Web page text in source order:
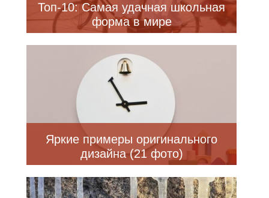
Топ-10: Самая удачная школьная
форма в мире
Яркие примеры оригинального
дизайна (21 фото)